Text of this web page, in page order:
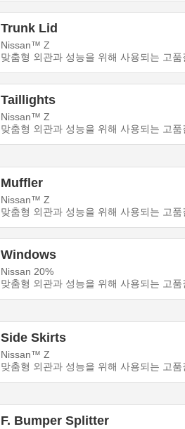
Trunk Lid
Nissan™ Z
맞춤형 외관과 성능을 위해 사용되는 고
Taillights
Nissan™ Z
맞춤형 외관과 성능을 위해 사용되는 고품
Muffler
Nissan™ Z
맞춤형 외관과 성능을 위해 사용되는 고품
Windows
Nissan 20%
맞춤형 외관과 성능을 위해 사용되는 고품
Side Skirts
Nissan™ Z
맞춤형 외관과 성능을 위해 사용되는 고
F. Bumper Splitter